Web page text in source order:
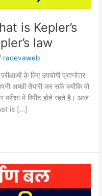
is Kepler’s
law
racevaweb
के लिए उपयोगी प्रश्नोत्तर
अच्छी तैयारी कर सकें क्योंकि वो
परीक्षा में रिपीट होते रहते हैं। आज
is […]